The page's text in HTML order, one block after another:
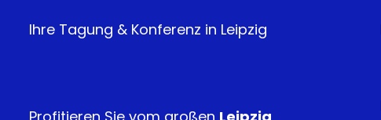
Ihre Tagung & Konferenz in Leipzig